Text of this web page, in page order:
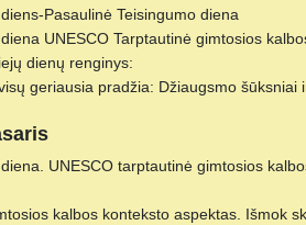
Pasaulinė Teisingumo diena
UNESCO Tarptautinė gimtosios
dienų renginys:
geriausia pradžia: Džiaugsmo
UNESCO tarptautinė gimtosios
kalbos konteksto aspektas. Išmok